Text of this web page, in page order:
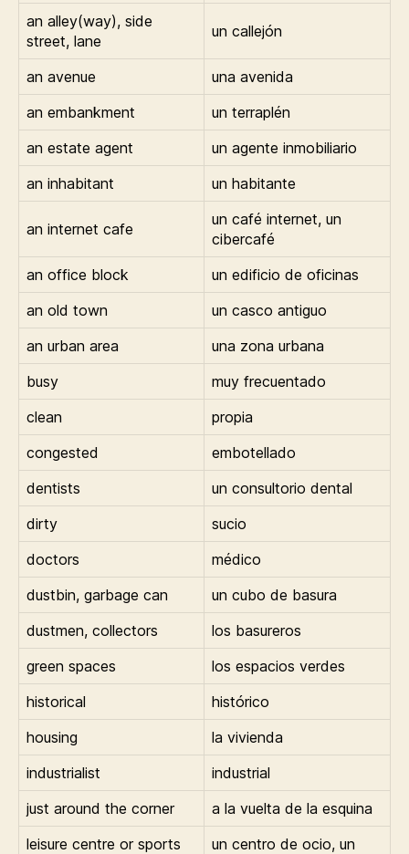
an alley(way), side
street, lane
un callejón
an avenue
una avenida
an embankment
un terraplén
an estate agent
un agente inmobiliario
an inhabitant
un habitante
an internet cafe
un café internet, un
cibercafé
an office block
un edificio de oficinas
an old town
un casco antiguo
an urban area
una zona urbana
busy
muy frecuentado
clean
propia
congested
embotellado
dentists
un consultorio dental
dirty
sucio
doctors
médico
dustbin, garbage can
un cubo de basura
dustmen, collectors
los basureros
green spaces
los espacios verdes
historical
histórico
housing
la vivienda
industrialist
industrial
just around the corner
a la vuelta de la esquina
leisure centre or sports
un centro de ocio, un